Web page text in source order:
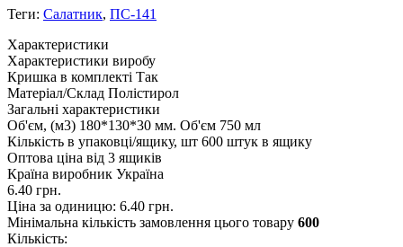
Теги: Салатник, ПС-141
Характеристики
Характеристики виробу
Кришка в комплекті Так
Матеріал/Склад Полістирол
Загальні характеристики
Об'єм, (м3) 180*130*30 мм. Об'єм 750 мл
Кількість в упаковці/ящику, шт 600 штук в ящику
Оптова ціна від 3 ящиків
Країна виробник Україна
6.40 грн.
Ціна за одиницю: 6.40 грн.
Мінімальна кількість замовлення цього товару 600
Кількість: